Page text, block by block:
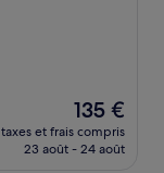
Le
nouveau
prix
135 €
taxes et frais compris
23 août - 24 août